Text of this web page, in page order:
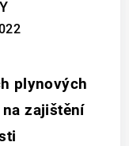
plynových
zajištění